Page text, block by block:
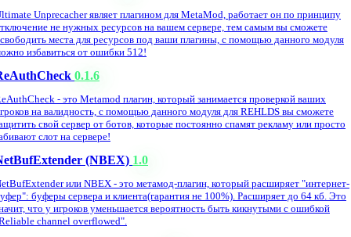
Unprecacher являет плагином для MetaMod, работает он по принципу
не нужных ресурсов на вашем сервере, тем самым вы сможете
места для ресурсов под ваши плагины, с помощью данного модуля
избавиться от ошибки 512!
0.1.6
- это Metamod плагин, который занимается проверкой ваших
на валидность, с помощью данного модуля для REHLDS вы сможете
свой сервер от ботов, которые постоянно спамят рекламу или просто
слот на сервере!
(NBEX) 1.0
или NBEX - это метамод-плагин, который расширяет "интернет-
буферы сервера и клиента(гарантия не 100%). Расширяет до 64 кб. Это
что у игроков уменьшается вероятность быть кикнутыми с ошибкой
channel overflowed".